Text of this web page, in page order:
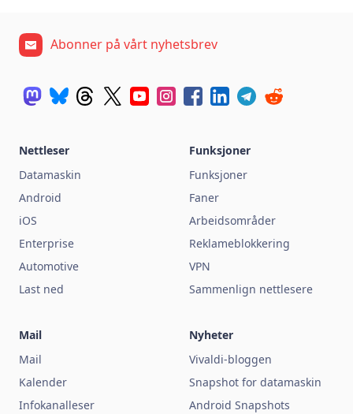
Abonner på vårt nyhetsbrev
Nettleser
Datamaskin
Android
iOS
Enterprise
Automotive
Last ned
Funksjoner
Funksjoner
Faner
Arbeidsområder
Reklameblokkering
VPN
Sammenlign nettlesere
Mail
Mail
Kalender
Infokanalleser
Nyheter
Vivaldi-bloggen
Snapshot for datamaskin
Android Snapshots